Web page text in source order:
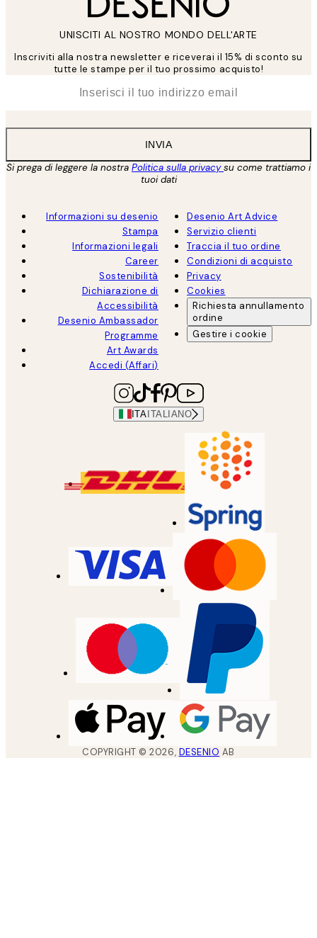
UNISCITI AL NOSTRO MONDO DELL'ARTE
Inscriviti alla nostra newsletter e riceverai il 15% di sconto su
tutte le stampe per il tuo prossimo acquisto!
INVIA
Si prega di leggere la nostra Politica sulla privacysu come trattiamo i
tuoi dati
Informazioni su desenio
Stampa
Informazioni legali
Career
Sostenibilità
Dichiarazione di
Accessibilità
Desenio Ambassador
Programme
Art Awards
Accedi (Affari)
Desenio Art Advice
Servizio clienti
Traccia il tuo ordine
Condizioni di acquisto
Privacy
Cookies
Richiesta annullamento
ordine
Gestire i cookie
ITA ITALIANO
COPYRIGHT ©2026, DESENIO AB